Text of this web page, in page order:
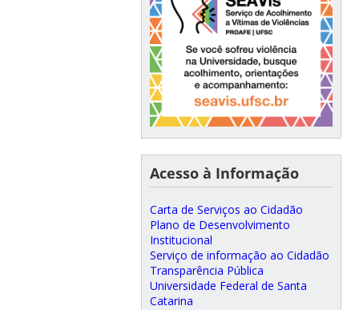
Acesso à Informação
Carta de Serviços ao Cidadão
Plano de Desenvolvimento
Institucional
Serviço de informação ao Cidadão
Transparência Pública
Universidade Federal de Santa
Catarina